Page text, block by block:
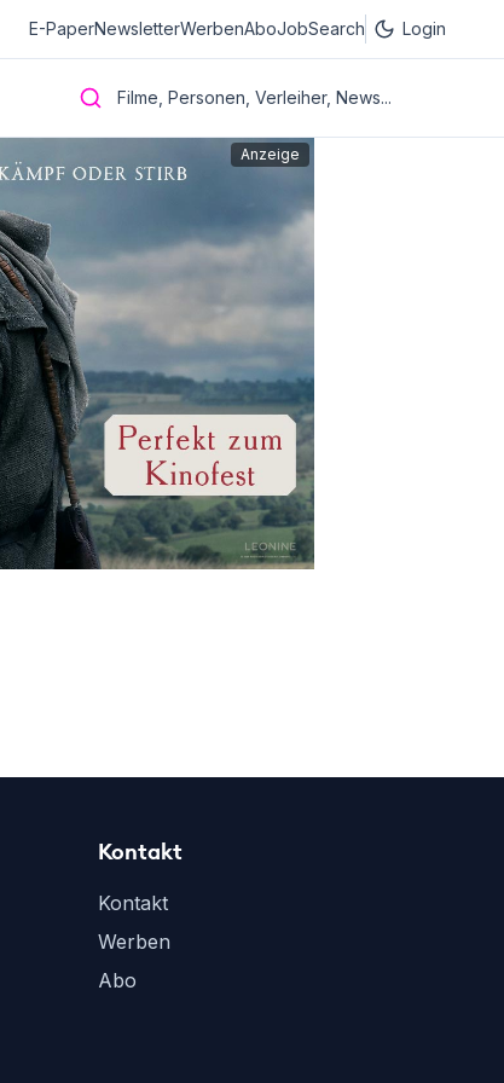
E-PaperNewsletterWerbenAboJobSearch Login
Filme, Personen, Verleiher, News...
Anzeige
Kontakt
Kontakt
Werben
Abo